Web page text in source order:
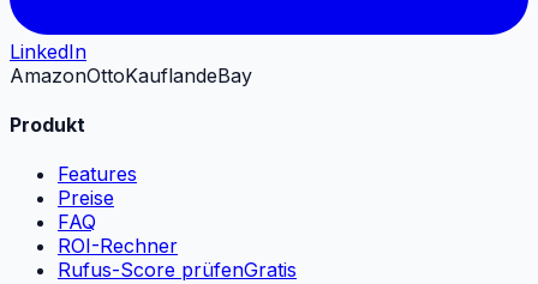
LinkedIn
AmazonOttoKauflandeBay
Produkt
Features
Preise
FAQ
ROI-Rechner
Rufus-Score prüfenGratis